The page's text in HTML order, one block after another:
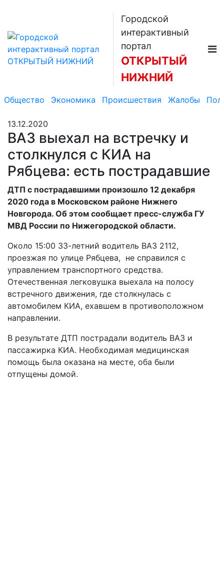
Городской
интерактивный
портал
ОТКРЫТЫЙ
НИЖНИЙ
Общество Экономика Происшествия Жалобы
13.12.2020
ВАЗ выехал на встречку и
столкнулся с КИА на
Рябцева: есть пострадавшие
ДТП с пострадавшими произошло 12 декабря
2020 года в Московском районе Нижнего
Новгорода. Об этом сообщает пресс-служба ГУ
МВД России по Нижегородской области.
Около 15:00 33-летний водитель ВАЗ 2112,
проезжая по улице Рябцева, не справился с
управлением транспортного средства.
Отечественная легковушка выехала на полосу
встречного движения, где столкнулась с
автомобилем КИА, ехавшем в противоположном
направлении.
В результате ДТП пострадали водитель ВАЗ и
пассажирка КИА. Необходимая медицинская
помощь была оказана на месте, оба были
отпущены домой.